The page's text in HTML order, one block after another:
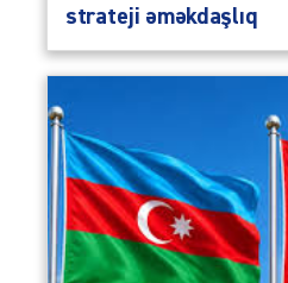
strateji əməkdaşlıq